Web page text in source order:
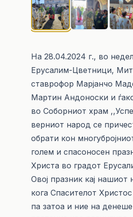
На 28.04.2024 г., во
Ерусалим-Цветници,
ставрофор Марјанчо
Мартин Андоноски и
во Соборниот храм
верниот народ се
обрати кон
голем и спасоносен
Христа во градот
Овој празник кај
кога Спасителот
па затоа и ние на